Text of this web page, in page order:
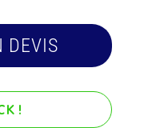
DEVIS
!